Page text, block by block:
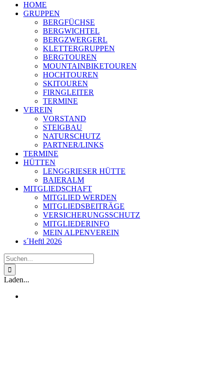
HOME
GRUPPEN
BERGFÜCHSE
BERGWICHTEL
BERGZWERGERL
KLETTERGRUPPEN
BERGTOUREN
MOUNTAINBIKETOUREN
HOCHTOUREN
SKITOUREN
FIRNGLEITER
TERMINE
VEREIN
VORSTAND
STEIGBAU
NATURSCHUTZ
PARTNER/LINKS
TERMINE
HÜTTEN
LENGGRIESER HÜTTE
BAIERALM
MITGLIEDSCHAFT
MITGLIED WERDEN
MITGLIEDSBEITRÄGE
VERSICHERUNGSSCHUTZ
MITGLIEDERINFO
MEIN ALPENVEREIN
s´Heftl 2026
Suche
nach:
Laden...